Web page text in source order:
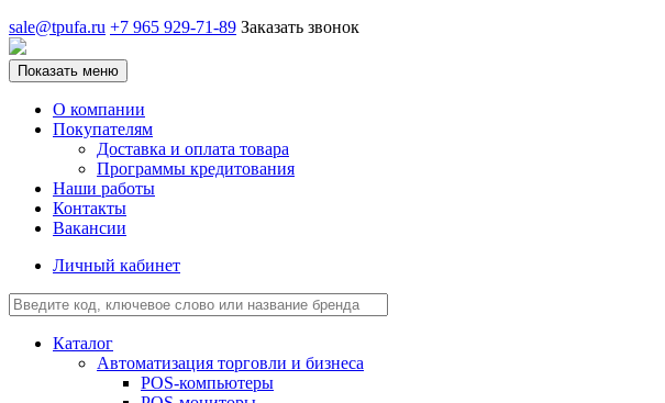
sale@tpufa.ru +7 965 929-71-89 Заказать звонок
Показать меню
О компании
Покупателям
Доставка и оплата товара
Программы кредитования
Наши работы
Контакты
Вакансии
Личный кабинет
Каталог
Автоматизация торговли и бизнеса
POS-компьютеры